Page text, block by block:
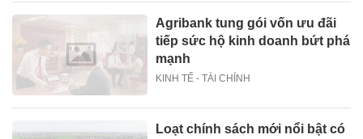
Agribank tung gói vốn ưu đãi
tiếp sức hộ kinh doanh bứt phá
mạnh
KINH TẾ - TÀI CHÍNH
Loạt chính sách mới nổi bật có